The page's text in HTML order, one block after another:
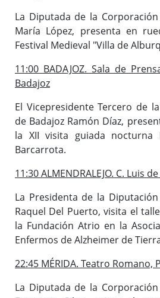
La Diputada de la
María López, presenta en
Festival Medieval "Villa de
11:00 BADAJOZ. Sala de
Badajoz
El Vicepresidente Tercero de
de Badajoz Ramón Díaz,
la XII visita guiada nocturna
Barcarrota.
11:30 ALMENDRALEJO. C. Luis
La Presidenta de la
Raquel Del Puerto, visita el
la Fundación Atrio en la
Enfermos de Alzheimer de
22:45 MÉRIDA. Teatro Romano,
La Diputada de la